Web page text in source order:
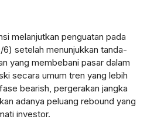
melanjutkan penguatan pada
setelah menunjukkan tanda-
yang membebani pasar dalam
secara umum tren yang lebih
bearish, pergerakan jangka
adanya peluang rebound yang
investor.